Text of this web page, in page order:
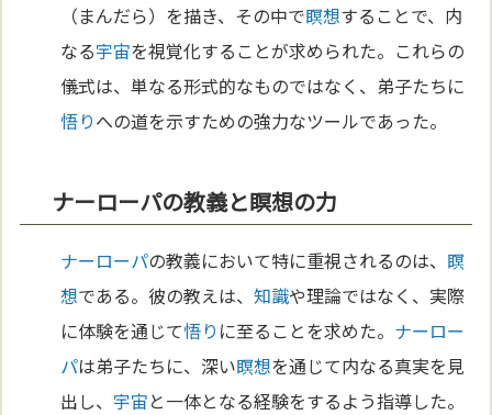
（まんだら）を描き、その中で瞑想することで、内
なる宇宙を視覚化することが求められた。これらの
儀式は、単なる形式的なものではなく、弟子たちに
悟りへの道を示すための強力なツールであった。
ナーローパの教義と瞑想の力
ナーローパの教義において特に重視されるのは、 瞑
想である。彼の教えは、知識や理論ではなく、実際
に体験を通じて悟り に至ることを求めた。 ナーロー
パは弟子たちに、深い瞑想を通じて内なる真実を見
出し、 宇宙と一体となる経験をするよう指導した。